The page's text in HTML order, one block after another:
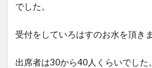
でした。
受付をしていろはすのお水を頂きま
出席者は30から40人くらいでした